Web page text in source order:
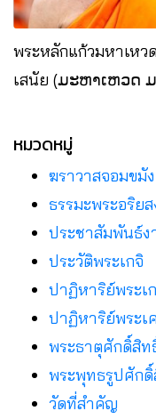
พระหลักแก้วมหาเหว
เสนัย (ມະຫາເຫວດ
เวียงจันทน์ สปป.ลาว
หมวดหมู่
ฆราวาสจอมขมั
ธรรมะพระอริย
ประชาสัมพันธ์
ประวัติพระเกจิ
ปาฏิหาริย์พระเ
ปาฏิหาริย์พระเ
พระธาตุศักดิ์สิท
พระพุทธรูปศัก
วัดที่สําคัญ